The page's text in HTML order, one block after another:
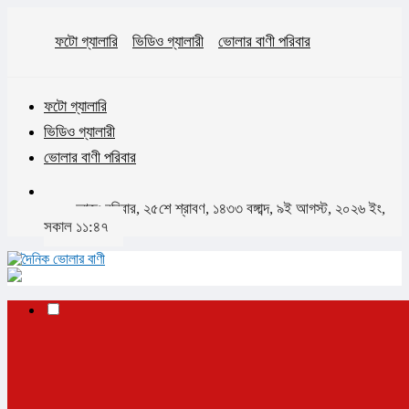
ফটো গ্যালারি ভিডিও গ্যালারী ভোলার বাণী পরিবার
ফটো গ্যালারি
ভিডিও গ্যালারী
ভোলার বাণী পরিবার
আজঃ রবিবার, ২৫শে শ্রাবণ, ১৪৩৩ বঙ্গাব্দ, ৯ই আগস্ট, ২০২৬ ইং,
সকাল ১১:৪৭
✕